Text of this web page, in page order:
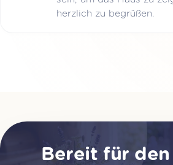
herzlich zu begrüßen.
Bereit für